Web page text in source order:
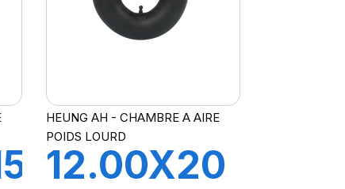
HEUNG AH - CHAMBRE A AIRE
POIDS LOURD
12.00X20